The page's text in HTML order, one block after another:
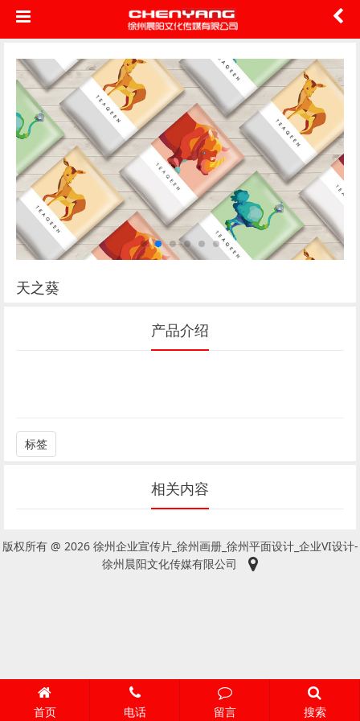
天之葵
产品介绍
标签
相关内容
版权所有 @ 2026 徐州企业宣传片_徐州画册_徐州平面设计_企业VI设计-
徐州晨阳文化传媒有限公司
首页 电话 留言 搜索